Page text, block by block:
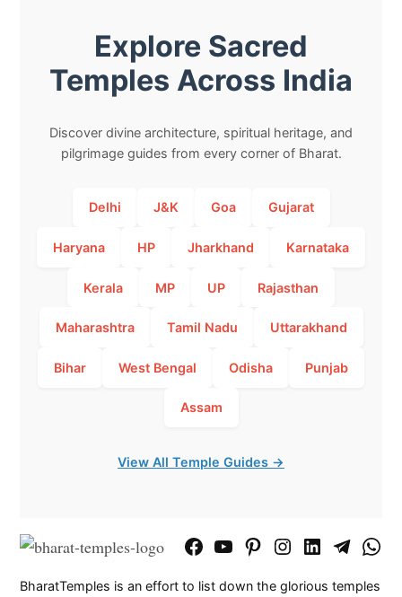
Explore Sacred
Temples Across India
Discover divine architecture, spiritual heritage, and
pilgrimage guides from every corner of Bharat.
Delhi J&K Goa Gujarat
Haryana HP Jharkhand Karnataka
Kerala MP UP Rajasthan
Maharashtra Tamil Nadu Uttarakhand
Bihar West Bengal Odisha Punjab
Assam
View All Temple Guides →
FacebookYouTubePinterestInstagram
LinkedInTelegram
BharatTemples is an effort to list down the glorious temples